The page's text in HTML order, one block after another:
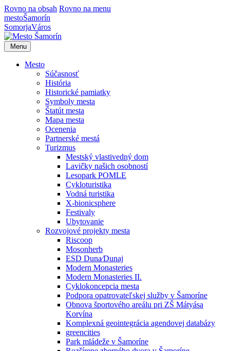
Rovno na obsah Rovno na menu
mestoŠamorín
SomorjaVáros
Menu
Mesto
Súčasnosť
História
Historické pamiatky
Symboly mesta
Štatút mesta
Mapa mesta
Ocenenia
Partnerské mestá
Turizmus
Mestský vlastivedný dom
Lavičky našich osobností
Lesopark POMLE
Cykloturistika
Vodná turistika
X-bionicsphere
Festivaly
Ubytovanie
Rozvojové projekty mesta
Riscoop
Mosonherb
ESD Duna⁄Dunaj
Modern Monasteries
Modern Monasteries II.
Cyklokoncepcia mesta
Podpora opatrovateľskej služby v Šamoríne
Obnova športového areálu pri ZŠ Mátyása
Korvína
Komplexná geointegrácia agendovej databázy
greencities
Park mládeže v Šamoríne